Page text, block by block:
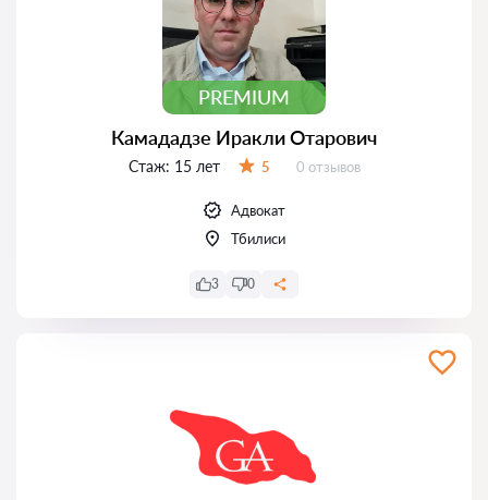
PREMIUM
Камададзе Иракли Отарович
Стаж: 15 лет 5 Отзывов:
0 отзывов
Адвокат
Тбилиси
3 0